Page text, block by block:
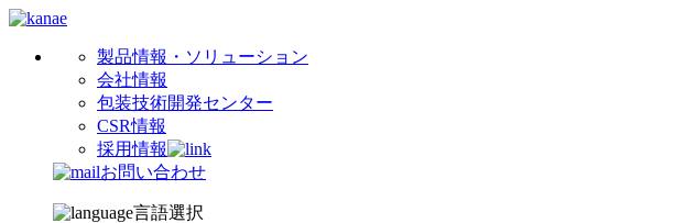
製品情報・ソリューション
会社情報
包装技術開発センター
CSR情報
採用情報
お問い合わせ
言語選択